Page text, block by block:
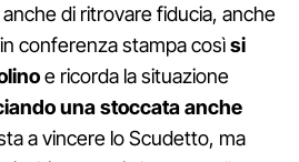
di ritrovare fiducia, anche
conferenza stampa cosìsi
e ricorda la situazione
una stoccata anche
a vincere lo Scudetto, ma